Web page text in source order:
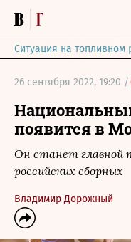
Ситуация на
26 сентября 2022, 19:20 /
появится в
Он станет главной
российских сборных
Владимир Дорожный